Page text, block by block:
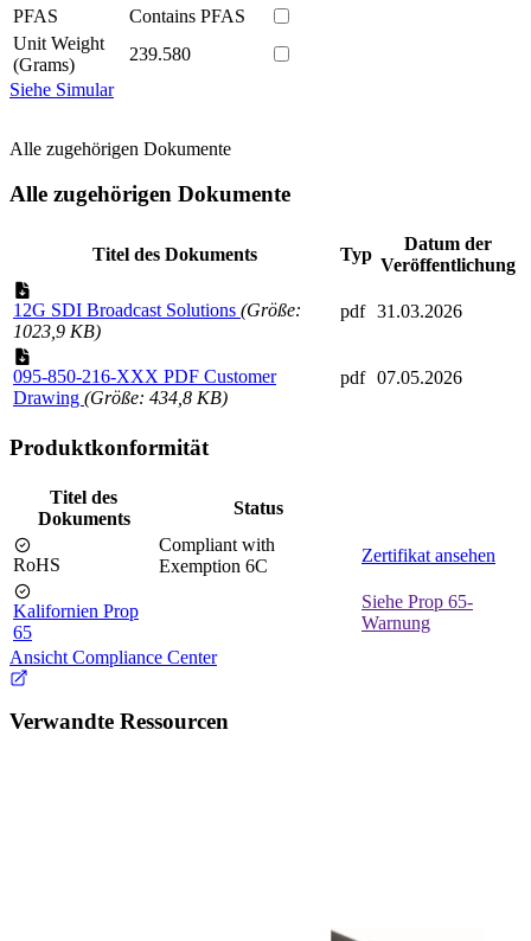
PFAS
Contains PFAS
Unit Weight
(Grams)
239.580
Siehe Simular
Alle zugehörigen Dokumente
Alle zugehörigen Dokumente
Titel des Dokuments Typ
Datum der
Veröffentlichung
12G SDI Broadcast Solutions (Größe:
1023,9 KB)
pdf 31.03.2026
095-850-216-XXX PDF Customer
Drawing (Größe: 434,8 KB)
pdf 07.05.2026
Produktkonformität
Titel des
Dokuments
Status
RoHS
Compliant with
Exemption 6C
Zertifikat ansehen
Kalifornien Prop
65
Siehe Prop 65-
Warnung
Ansicht Compliance Center
Verwandte Ressourcen